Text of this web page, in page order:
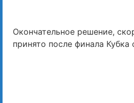
Окончательное решение,
принято после финала Кубка